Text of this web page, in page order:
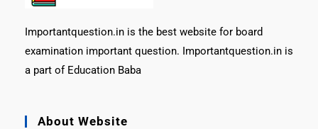
Importantquestion.in is the best website for board
examination important question. Importantquestion.in is
a part of Education Baba
About Website